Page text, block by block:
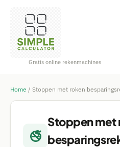
Gratis online rekenmachines
Home / Stoppen met roken
🚭
Stoppen met